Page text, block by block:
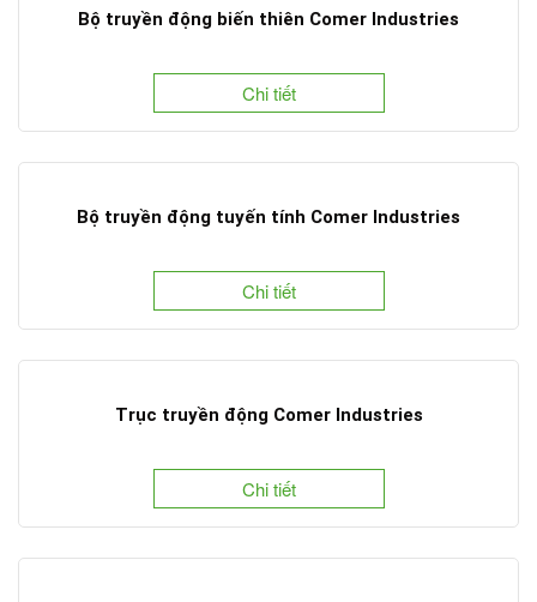
Bộ truyền động biến thiên Comer Industries
Chi tiết
Bộ truyền động tuyến tính Comer Industries
Chi tiết
Trục truyền động Comer Industries
Chi tiết